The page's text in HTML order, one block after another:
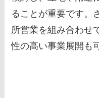
ることが重要です。
所営業を組み合わせ
性の高い事業展開も